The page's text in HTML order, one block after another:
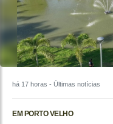
há 17 horas - Últimas notícias
EM PORTO VELHO